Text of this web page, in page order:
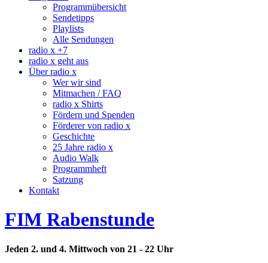
Programmübersicht
Sendetipps
Playlists
Alle Sendungen
radio x +7
radio x geht aus
Über radio x
Wer wir sind
Mitmachen / FAQ
radio x Shirts
Fördern und Spenden
Förderer von radio x
Geschichte
25 Jahre radio x
Audio Walk
Programmheft
Satzung
Kontakt
FIM Rabenstunde
Jeden 2. und 4. Mittwoch von 21 - 22 Uhr